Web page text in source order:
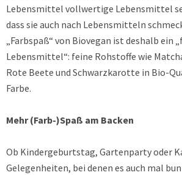
Lebensmittel vollwertige Lebensmittel
dass sie auch nach Lebensmitteln
„Farbspaß“ von Biovegan ist deshalb ein
Lebensmittel“: feine Rohstoffe wie
Rote Beete und Schwarzkarotte in Bio-
Farbe.
Mehr (Farb-)Spaß am Backen
Ob Kindergeburtstag, Gartenparty oder
Gelegenheiten, bei denen es auch mal